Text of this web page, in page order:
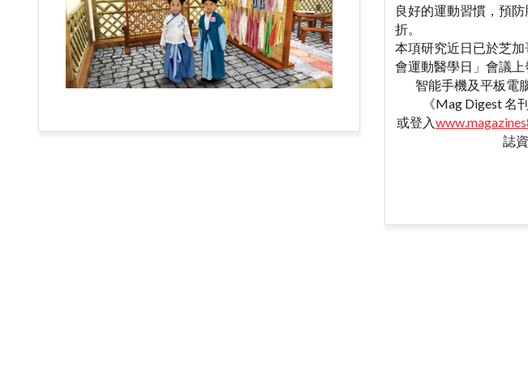
良好的運動習慣，預
折。
本項研究近日已於芝
會運動醫學日」會議上
智能手機及平板電
《Mag Digest 名
或登入
誌資